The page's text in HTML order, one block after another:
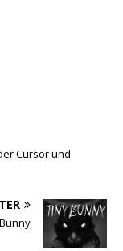
Cursor und